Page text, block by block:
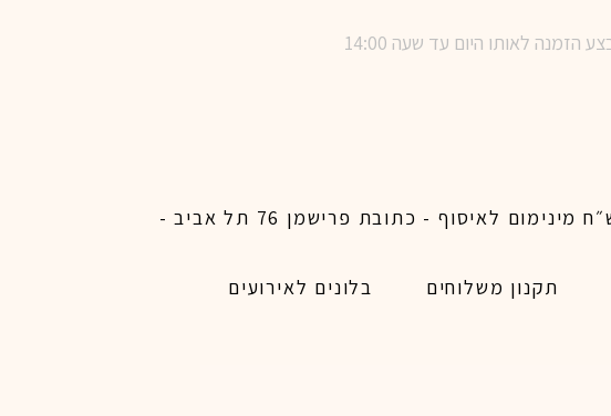
שימו לב ! מינימום הזמנת משלוח באתר לכל האיזורים האפשריים 450 ש״ח ו200 ש״ח מינימום לאיסוף - כתובת פרישמן 76 תל אביב -
תקנון משלוחים בלונים לאירועים